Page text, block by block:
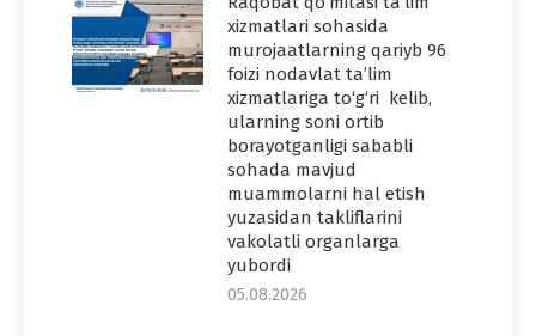
xizmatlari sohasida
murojaatlarning qariyb 96
foizi nodavlat ta’lim
xizmatlariga to‘g‘ri kelib,
ularning soni ortib
borayotganligi sababli
sohada mavjud
muammolarni hal etish
yuzasidan takliflarini
vakolatli organlarga
yubordi
05.08.2026